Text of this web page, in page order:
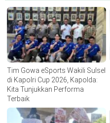
Tim Gowa eSports Wakili Sulsel
di Kapolri Cup 2026, Kapolda:
Kita Tunjukkan Performa
Terbaik